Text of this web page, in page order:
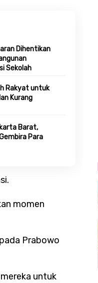
Dihentikan
Sekolah
Rakyat untuk
Kurang
Barat,
Para
momen
Prabowo
untuk